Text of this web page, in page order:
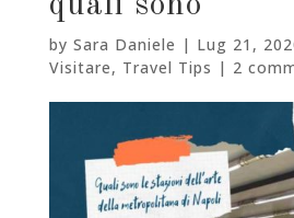
by Sara Daniele | Lug 21,
Visitare, Travel Tips | 2